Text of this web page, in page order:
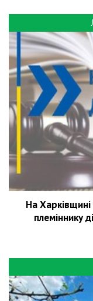
На
племіннику